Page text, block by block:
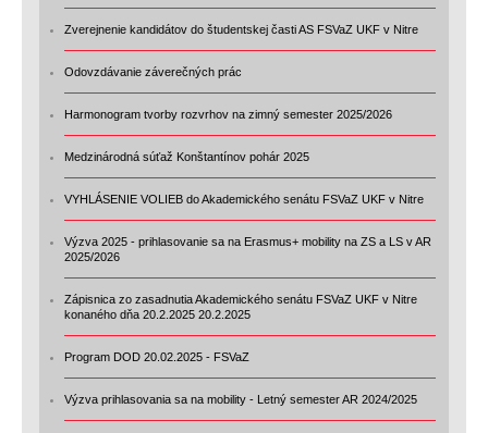
Zverejnenie kandidátov do študentskej časti AS FSVaZ UKF v Nitre
Odovzdávanie záverečných prác
Harmonogram tvorby rozvrhov na zimný semester 2025/2026
Medzinárodná súťaž Konštantínov pohár 2025
VYHLÁSENIE VOLIEB do Akademického senátu FSVaZ UKF v Nitre
Výzva 2025 - prihlasovanie sa na Erasmus+ mobility na ZS a LS v AR
2025/2026
Zápisnica zo zasadnutia Akademického senátu FSVaZ UKF v Nitre
konaného dňa 20.2.2025 20.2.2025
Program DOD 20.02.2025 - FSVaZ
Výzva prihlasovania sa na mobility - Letný semester AR 2024/2025